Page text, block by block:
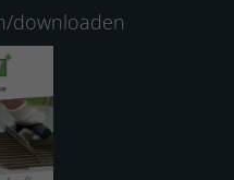
downloaden